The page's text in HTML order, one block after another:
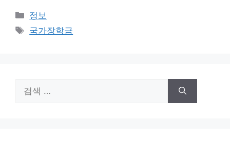
카
테
정보
태
국가장학금
색: